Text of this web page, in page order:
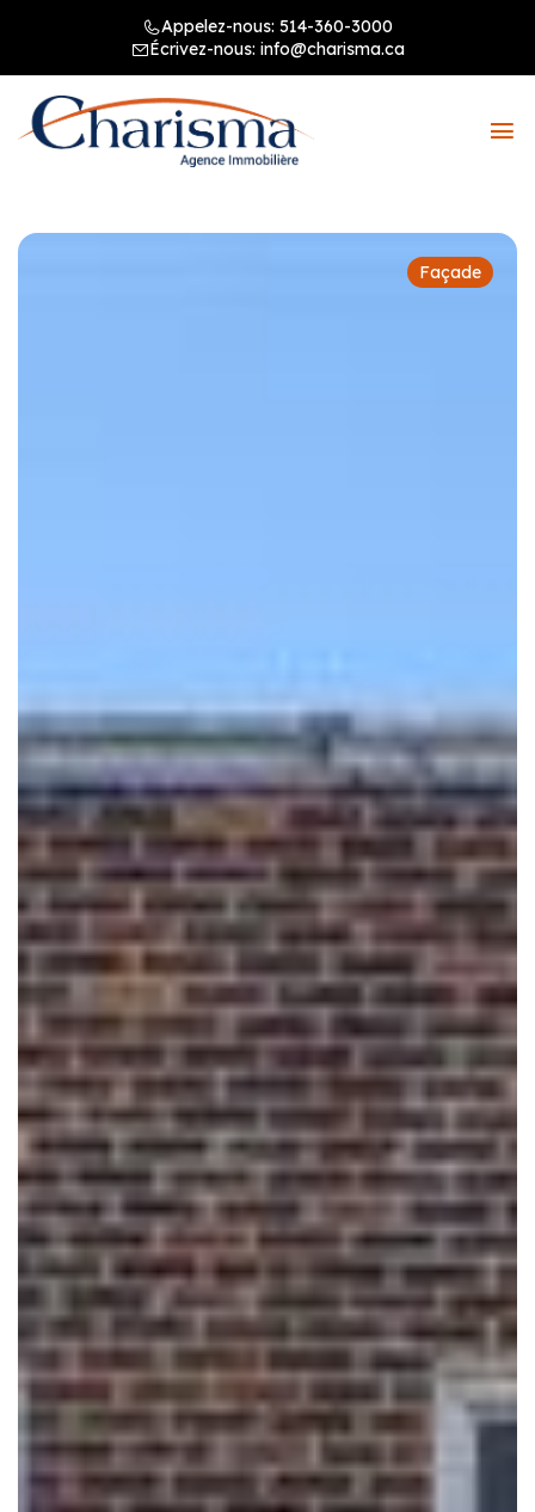
Appelez-nous: 514-360-3000
Écrivez-nous: info@charisma.ca
Façade